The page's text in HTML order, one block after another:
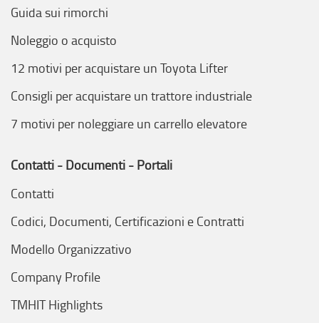
Guida sui rimorchi
Noleggio o acquisto
12 motivi per acquistare un Toyota Lifter
Consigli per acquistare un trattore industriale
7 motivi per noleggiare un carrello elevatore
Contatti - Documenti - Portali
Contatti
Codici, Documenti, Certificazioni e Contratti
Modello Organizzativo
Company Profile
TMHIT Highlights